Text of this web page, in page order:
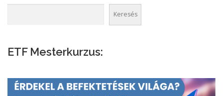
Keresés
ETF Mesterkurzus: